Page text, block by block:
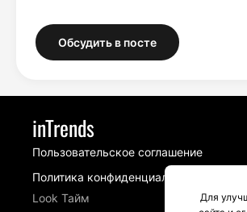
Обсудить в посте
inTrends
Пользовательское соглашение
Политика конфиденциальности
Look Тайм
Для